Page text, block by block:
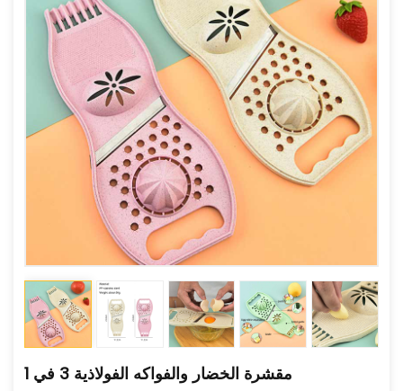
مقشرة الخضار والفواكه الفولاذية 3 في 1